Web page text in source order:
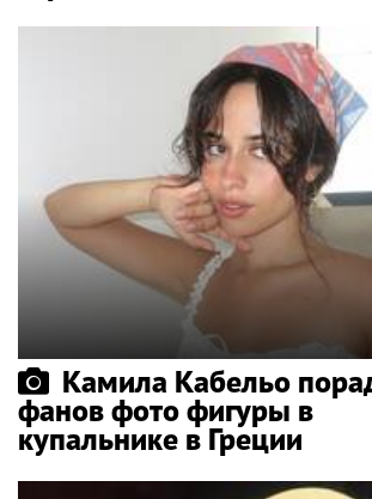
Камила Кабельо
фанов фото фигуры в
купальнике в Греции